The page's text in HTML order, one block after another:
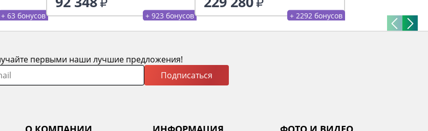
+ 63 бонусов + 923 бонусов + 2292 бонусов
первыми наши лучшие предложения!
Подписаться